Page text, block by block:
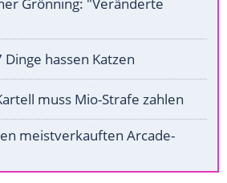
Grönning: "Veränderte
hassen Katzen
muss Mio-Strafe zahlen
meistverkauften Arcade-